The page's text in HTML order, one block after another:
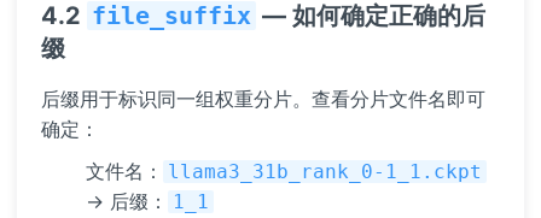
4.2 file_suffix — 如何确定正确的后
缀
后缀用于标识同一组权重分片。查看分片文件名即可
确定：
文件名：
llama3_31b_rank_0-1_1.ckpt
→ 后缀： 1_1